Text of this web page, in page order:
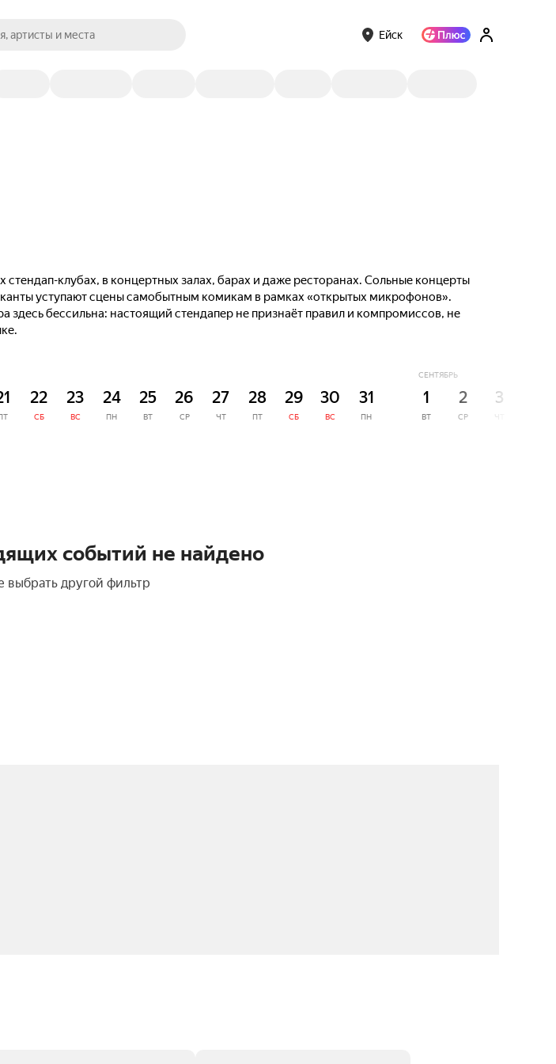
артисты и места Ейск
клубах, в концертных залах, барах и даже ресторанах. Сольные концерты
уступают сцены самобытным комикам в рамках «открытых микрофонов».
здесь бессильна: настоящий стендапер не признаёт правил и компромиссов, не
22
СБ
23
ВС
24
ПН
25
ВТ
26
СР
27
ЧТ
28
ПТ
29
СБ
30
ВС
31
ПН
СЕНТЯБРЬ
1
ВТ
2
СР
3
событий не найдено
выбрать другой фильтр